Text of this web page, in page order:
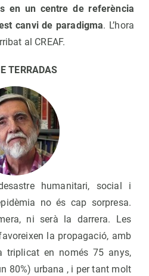
en un centre de referència
canvi de paradigma. L’hora
al CREAF.
TERRADAS
humanitari, social i
no és cap sorpresa.
ni serà la darrera. Les
la propagació, amb
triplicat en només 75 anys,
80%) urbana , i per tant molt